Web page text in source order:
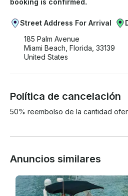
booking is confirmed.
Street Address For Arrival
185 Palm Avenue
Miami Beach, Florida, 33139
United States
Política de cancelación
50% reembolso de la cantidad
Anuncios similares